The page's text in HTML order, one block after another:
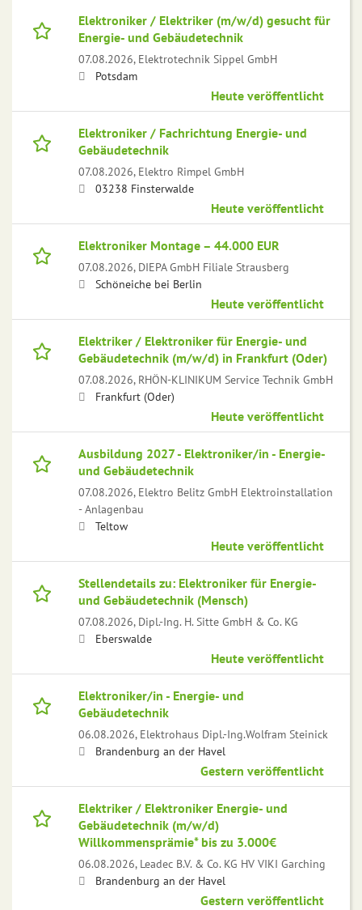
Elektroniker / Elektriker (m/w/d) gesucht für
Energie- und Gebäudetechnik
07.08.2026, Elektrotechnik Sippel GmbH
Potsdam
Heute veröffentlicht
Elektroniker / Fachrichtung Energie- und
Gebäudetechnik
07.08.2026, Elektro Rimpel GmbH
03238 Finsterwalde
Heute veröffentlicht
Elektroniker Montage – 44.000 EUR
07.08.2026, DIEPA GmbH Filiale Strausberg
Schöneiche bei Berlin
Heute veröffentlicht
Elektriker / Elektroniker für Energie- und
Gebäudetechnik (m/w/d) in Frankfurt (Oder)
07.08.2026, RHÖN-KLINIKUM Service Technik GmbH
Frankfurt (Oder)
Heute veröffentlicht
Ausbildung 2027 - Elektroniker/in - Energie-
und Gebäudetechnik
07.08.2026, Elektro Belitz GmbH Elektroinstallation
- Anlagenbau
Teltow
Heute veröffentlicht
Stellendetails zu: Elektroniker für Energie-
und Gebäudetechnik (Mensch)
07.08.2026, Dipl.-Ing. H. Sitte GmbH & Co. KG
Eberswalde
Heute veröffentlicht
Elektroniker/in - Energie- und
Gebäudetechnik
06.08.2026, Elektrohaus Dipl.-Ing.Wolfram Steinick
Brandenburg an der Havel
Gestern veröffentlicht
Elektriker / Elektroniker Energie- und
Gebäudetechnik (m/w/d)
Willkommensprämie* bis zu 3.000€
06.08.2026, Leadec B.V. & Co. KG HV VIKI Garching
Brandenburg an der Havel
Gestern veröffentlicht